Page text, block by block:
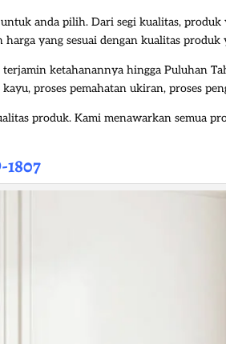
anda pilih. Dari segi kualitas,
yang sesuai dengan kualitas
ketahanannya hingga Puluhan
proses pemahatan ukiran, proses
produk. Kami menawarkan semua